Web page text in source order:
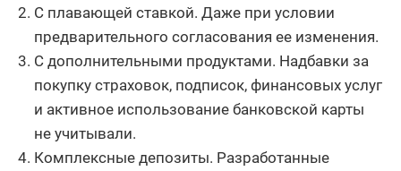
С плавающей ставкой. Даже при условии
предварительного согласования ее изменения.
С дополнительными продуктами. Надбавки за
покупку страховок, подписок, финансовых услуг
и активное использование банковской карты
не учитывали.
Комплексные депозиты. Разработанные